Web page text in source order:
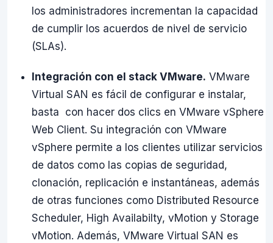
los administradores incrementan la capacidad
de cumplir los acuerdos de nivel de servicio
(SLAs).
Integración con el stack VMware. VMware
Virtual SAN es fácil de configurar e instalar,
basta con hacer dos clics en VMware vSphere
Web Client. Su integración con VMware
vSphere permite a los clientes utilizar servicios
de datos como las copias de seguridad,
clonación, replicación e instantáneas, además
de otras funciones como Distributed Resource
Scheduler, High Availabilty, vMotion y Storage
vMotion. Además, VMware Virtual SAN es